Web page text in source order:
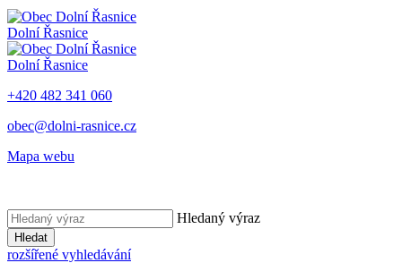
Dolní Řasnice
Dolní Řasnice
+420 482 341 060
obec@dolni-rasnice.cz
Mapa webu
Hledaný výraz
Hledat
rozšířené vyhledávání